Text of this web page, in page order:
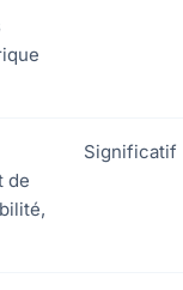
de
Significatif